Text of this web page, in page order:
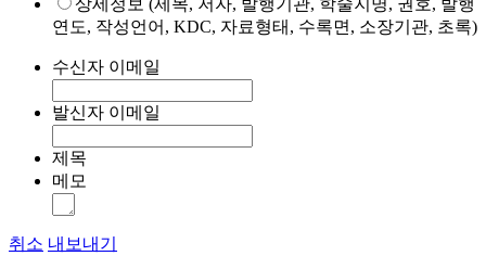
상세정보 (제목, 저자, 발행기관, 학술지명, 권호, 발행
연도, 작성언어, KDC, 자료형태, 수록면, 소장기관, 초록)
수신자 이메일
발신자 이메일
제목
메모
취소 내보내기